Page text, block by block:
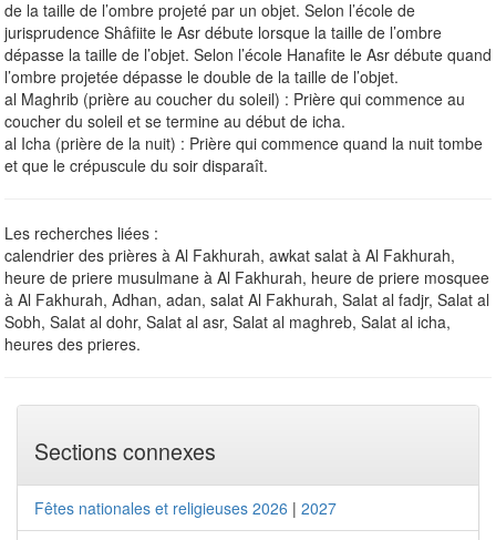
de la taille de l’ombre projeté par un objet. Selon l’école de
jurisprudence Shâfiite le Asr débute lorsque la taille de l’ombre
dépasse la taille de l’objet. Selon l’école Hanafite le Asr débute quand
l’ombre projetée dépasse le double de la taille de l’objet.
al Maghrib (prière au coucher du soleil) : Prière qui commence au
coucher du soleil et se termine au début de icha.
al Icha (prière de la nuit) : Prière qui commence quand la nuit tombe
et que le crépuscule du soir disparaît.
Les recherches liées :
calendrier des prières à Al Fakhurah, awkat salat à Al Fakhurah,
heure de priere musulmane à Al Fakhurah, heure de priere mosquee
à Al Fakhurah, Adhan, adan, salat Al Fakhurah, Salat al fadjr, Salat al
Sobh, Salat al dohr, Salat al asr, Salat al maghreb, Salat al icha,
heures des prieres.
Sections connexes
Fêtes nationales et religieuses 2026 | 2027